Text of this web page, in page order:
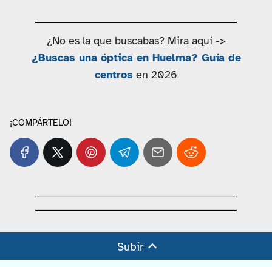
¿No es la que buscabas? Mira aquí ->
¿Buscas una óptica en Huelma? Guía de
centros en 2026
¡COMPÁRTELO!
Subir